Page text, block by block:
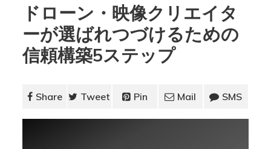
ドローン・映像クリエイタ
ーが選ばれつづけるための
信頼構築5ステップ
Share Tweet Pin Mail SMS